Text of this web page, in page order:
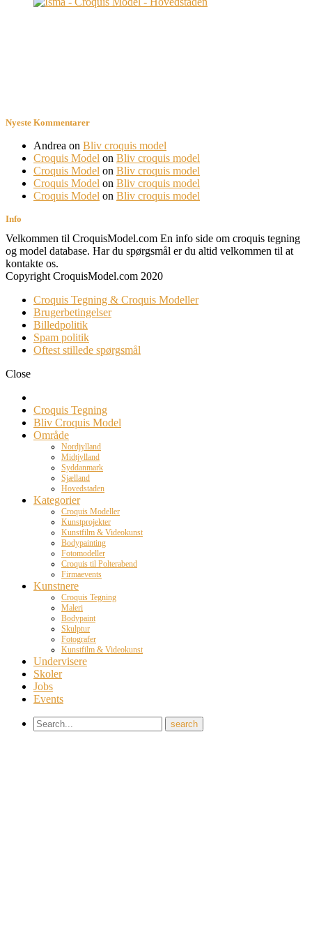
Nyeste Kommentarer
Andrea on Bliv croquis model
Croquis Model on Bliv croquis model
Croquis Model on Bliv croquis model
Croquis Model on Bliv croquis model
Croquis Model on Bliv croquis model
Info
Velkommen til CroquisModel.com En info side om croquis tegning
og model database. Har du spørgsmål er du altid velkommen til at
kontakte os.
Copyright CroquisModel.com 2020
Croquis Tegning & Croquis Modeller
Brugerbetingelser
Billedpolitik
Spam politik
Oftest stillede spørgsmål
Close
Croquis Tegning
Bliv Croquis Model
Område
Nordjylland
Midtjylland
Syddanmark
Sjælland
Hovedstaden
Kategorier
Croquis Modeller
Kunstprojekter
Kunstfilm & Videokunst
Bodypainting
Fotomodeller
Croquis til Polterabend
Firmaevents
Kunstnere
Croquis Tegning
Maleri
Bodypaint
Skulptur
Fotografer
Kunstfilm & Videokunst
Undervisere
Skoler
Jobs
Events